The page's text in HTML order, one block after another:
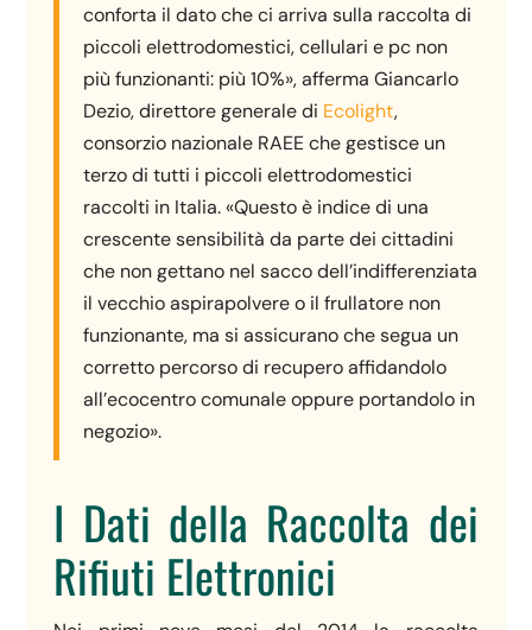
conforta il dato che ci arriva sulla raccolta di
piccoli elettrodomestici, cellulari e pc non
più funzionanti: più 10%», afferma Giancarlo
Dezio, direttore generale di Ecolight,
consorzio nazionale RAEE che gestisce un
terzo di tutti i piccoli elettrodomestici
raccolti in Italia. «Questo è indice di una
crescente sensibilità da parte dei cittadini
che non gettano nel sacco dell’indifferenziata
il vecchio aspirapolvere o il frullatore non
funzionante, ma si assicurano che segua un
corretto percorso di recupero affidandolo
all’ecocentro comunale oppure portandolo in
negozio».
I Dati della Raccolta dei
Rifiuti Elettronici